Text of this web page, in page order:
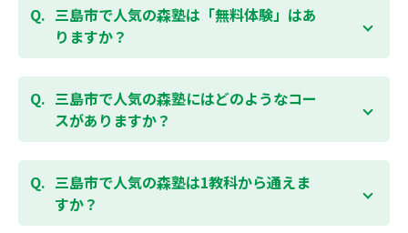
塾の授業料はこちらのページよりお問合わせくださ
い。自動返信メールで【すぐ】にご確認いただけま
す。
三島市で人気の森塾は「無料体験」はあ
りますか？
通常期には最大1ヶ月の無料体験を受付しておりま
す。また、春休み、夏休み、冬休みの講習では「4日
間～5日間の無料体験」授業を受けていただくことが
可能です。個別指導塾 森塾の無料体験については
三島市で人気の森塾にはどのようなコー
スがありますか？
個別指導塾 森塾では、小学生・中学生・高校生のコー
スがあり、それぞれ学校のテストの点数アップを目的
としたコースとなっております。その他、小学生用の
英検®対策や、基礎学力を身につけるDOJOなど、オプ
三島市で人気の森塾は1教科から通えま
すか？